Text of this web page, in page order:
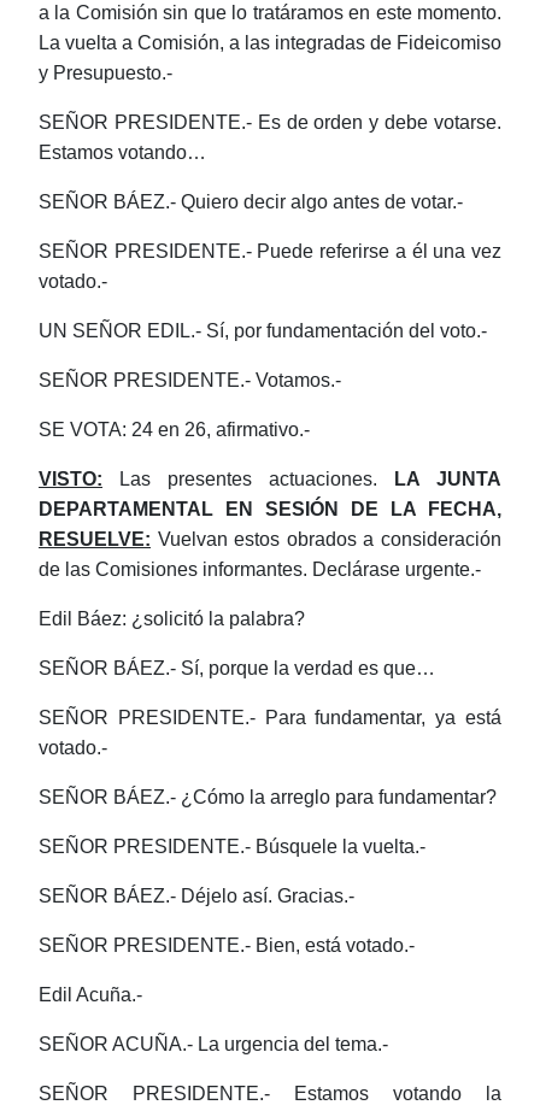
a la Comisión sin que lo tratáramos en este momento.
La vuelta a Comisión, a las integradas de Fideicomiso
y Presupuesto.-
SEÑOR PRESIDENTE.- Es de orden y debe votarse.
Estamos votando…
SEÑOR BÁEZ.- Quiero decir algo antes de votar.-
SEÑOR PRESIDENTE.- Puede referirse a él una vez
votado.-
UN SEÑOR EDIL.- Sí, por fundamentación del voto.-
SEÑOR PRESIDENTE.- Votamos.-
SE VOTA: 24 en 26, afirmativo.-
VISTO: Las presentes actuaciones.
LA JUNTA
DEPARTAMENTAL EN SESIÓN DE LA FECHA,
RESUELVE: Vuelvan estos obrados a consideración
de las Comisiones informantes. Declárase urgente.-
Edil Báez: ¿solicitó la palabra?
SEÑOR BÁEZ.- Sí, porque la verdad es que…
SEÑOR PRESIDENTE.- Para fundamentar, ya está
votado.-
SEÑOR BÁEZ.- ¿Cómo la arreglo para fundamentar?
SEÑOR PRESIDENTE.- Búsquele la vuelta.-
SEÑOR BÁEZ.- Déjelo así. Gracias.-
SEÑOR PRESIDENTE.- Bien, está votado.-
Edil Acuña.-
SEÑOR ACUÑA.- La urgencia del tema.-
SEÑOR PRESIDENTE.- Estamos votando la